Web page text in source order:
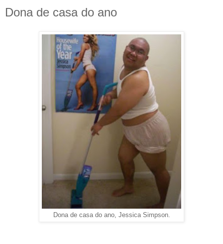
Dona de casa do ano
Dona de casa do ano, Jessica Simpson.